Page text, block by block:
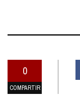
0
COMPARTIR